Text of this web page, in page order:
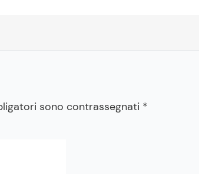
sono contrassegnati *